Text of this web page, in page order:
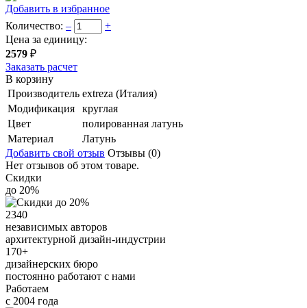
Добавить в избранное
Количество: –
+
Цена за единицу:
2579 ₽
Заказать расчет
В корзину
Производитель extreza (Италия)
Модификация
круглая
Цвет
полированная латунь
Материал
Латунь
Добавить свой отзыв Отзывы (0)
Нет отзывов об этом товаре.
Скидки
до 20%
2340
независимых авторов
архитектурной дизайн-индустрии
170+
дизайнерских бюро
постоянно работают с нами
Работаем
с 2004 года